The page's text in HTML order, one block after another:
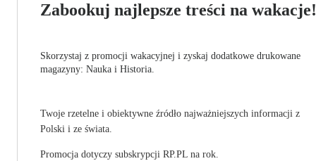
Zabookuj najlepsze treści na wakacje!
Skorzystaj z promocji wakacyjnej i zyskaj dodatkowe drukowane
magazyny: Nauka i Historia.
Twoje rzetelne i obiektywne źródło najważniejszych informacji z
Polski i ze świata.
Promocja dotyczy subskrypcji RP.PL na rok.